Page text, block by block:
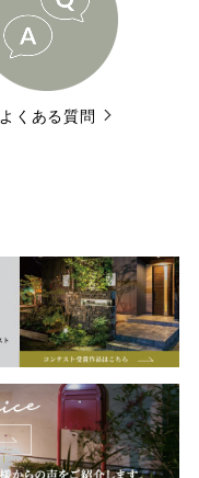
よくある質問